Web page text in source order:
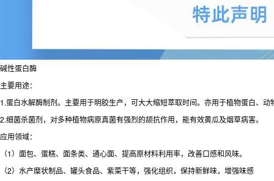
碱性蛋白酶
主要用途：
1.蛋白水解酶制剂。主要用于明胶生产，可大大缩短萃取时间。亦用于植物蛋白、动
2.细菌杀菌剂，对多种植物病原真菌有强烈的颉抗作用，能有效黄瓜及烟草病害。
应用领域：
（1）面包、蛋糕、面条类、通心面、提高原材料利用率，改善口感和风味。
（2）水产糜状制品、罐头食品、紫菜干等，强化组织，保持新鲜味，增强味感